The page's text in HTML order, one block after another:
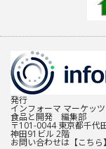
発行
インフォーマ マーケッ
食品と開発 編集部
〒101-0044 東京都千代
神田91ビル 2階
お問い合わせは 【こちら】